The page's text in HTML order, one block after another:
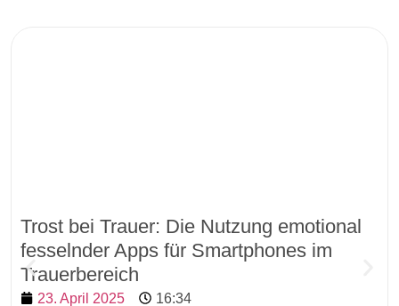
Trost bei Trauer: Die Nutzung emotional
fesselnder Apps für Smartphones im
Trauerbereich
23. April 2025 16:34